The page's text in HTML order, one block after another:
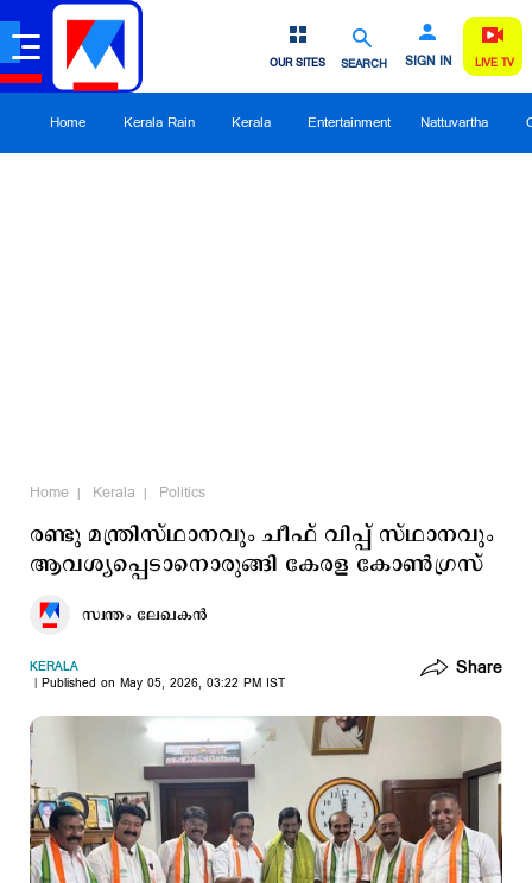
SEARCH SIGN IN
OUR SITES LIVE TV
Home Kerala Rain Kerala Entertainment Nattuvartha
Home Kerala Politics
രണ്ടു മന്ത്രിസ്ഥാനവും ചീഫ് വിപ്പ് സ്ഥാനവും
ആവശ്യപ്പെടാനൊരുങ്ങി കേരള കോൺഗ്രസ്
സ്വന്തം ലേഖകൻ
KERALA
Published on May 05, 2026, 03:22 PM IST
Share